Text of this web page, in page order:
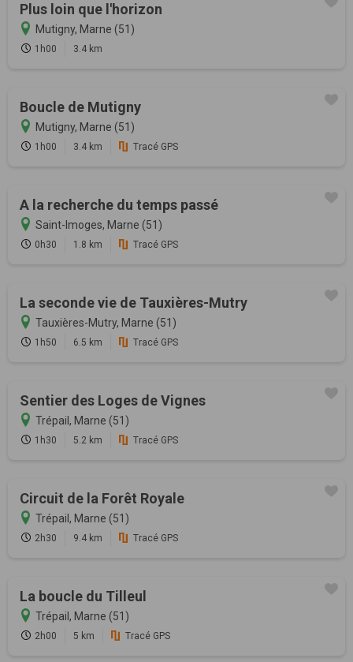
Plus loin que l'horizon
Mutigny, Marne (51)
1h00 3.4 km
Boucle de Mutigny
Mutigny, Marne (51)
1h00 3.4 km Tracé GPS
A la recherche du temps passé
Saint-Imoges, Marne (51)
0h30 1.8 km Tracé GPS
La seconde vie de Tauxières-Mutry
Tauxières-Mutry, Marne (51)
1h50 6.5 km Tracé GPS
Sentier des Loges de Vignes
Trépail, Marne (51)
1h30 5.2 km Tracé GPS
Circuit de la Forêt Royale
Trépail, Marne (51)
2h30 9.4 km Tracé GPS
La boucle du Tilleul
Trépail, Marne (51)
2h00 5 km Tracé GPS